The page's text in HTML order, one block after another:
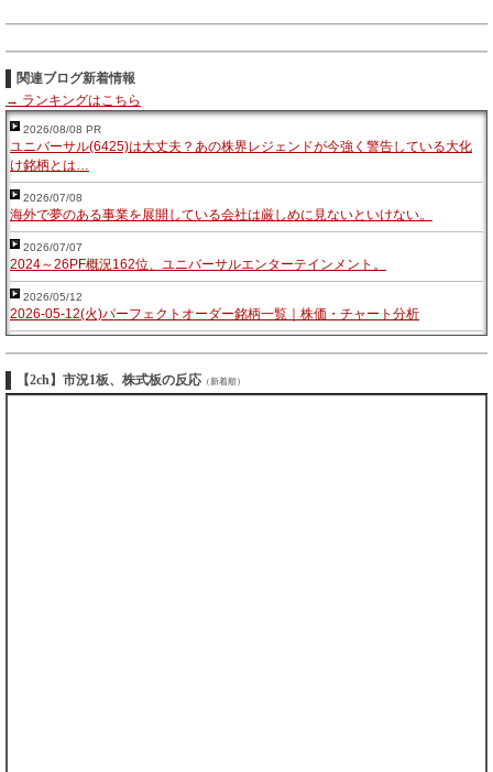
関連ブログ新着情報
→ ランキングはこちら
2026/08/08 PR
ユニバーサル(6425)は大丈夫？あの株界レジェンドが今強く警告している大化
け銘柄とは…
2026/07/08
海外で夢のある事業を展開している会社は厳しめに見ないといけない。
2026/07/07
2024～26PF概況162位、ユニバーサルエンターテインメント。
2026/05/12
2026-05-12(火)パーフェクトオーダー銘柄一覧｜株価・チャート分析
【2ch】市況1板、株式板の反応 （新着順）